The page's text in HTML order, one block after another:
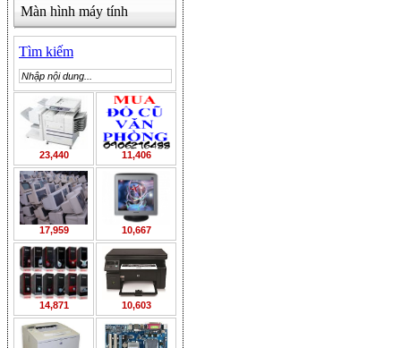
Màn hình máy tính
Tìm kiếm
23,440 11,406
17,959 10,667
14,871 10,603